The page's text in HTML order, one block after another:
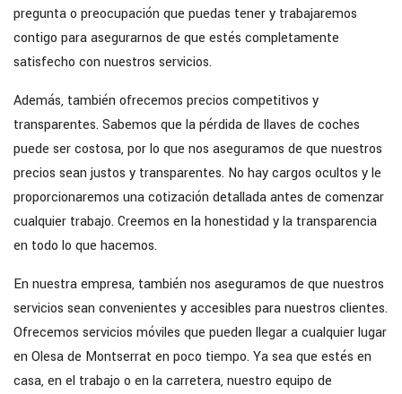
pregunta o preocupación que puedas tener y trabajaremos
contigo para asegurarnos de que estés completamente
satisfecho con nuestros servicios.
Además, también ofrecemos precios competitivos y
transparentes. Sabemos que la pérdida de llaves de coches
puede ser costosa, por lo que nos aseguramos de que nuestros
precios sean justos y transparentes. No hay cargos ocultos y le
proporcionaremos una cotización detallada antes de comenzar
cualquier trabajo. Creemos en la honestidad y la transparencia
en todo lo que hacemos.
En nuestra empresa, también nos aseguramos de que nuestros
servicios sean convenientes y accesibles para nuestros clientes.
Ofrecemos servicios móviles que pueden llegar a cualquier lugar
en Olesa de Montserrat en poco tiempo. Ya sea que estés en
casa, en el trabajo o en la carretera, nuestro equipo de